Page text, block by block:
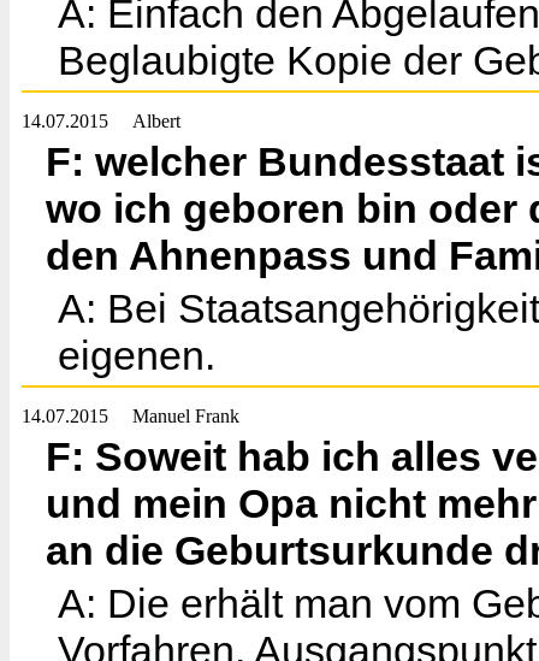
A: Einfach den
Beglaubigte Kopie der
14.07.2015 Albert
F: welcher Bundesstaat
wo ich geboren bin oder
den Ahnenpass und
A: Bei
eigenen.
14.07.2015 Manuel Frank
F: Soweit hab ich alles
und mein Opa nicht
an die Geburtsurkunde
A: Die erhält man vom
Vorfahren.